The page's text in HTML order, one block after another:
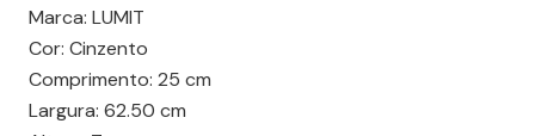
Marca: LUMIT
Cor: Cinzento
Comprimento: 25 cm
Largura: 62.50 cm